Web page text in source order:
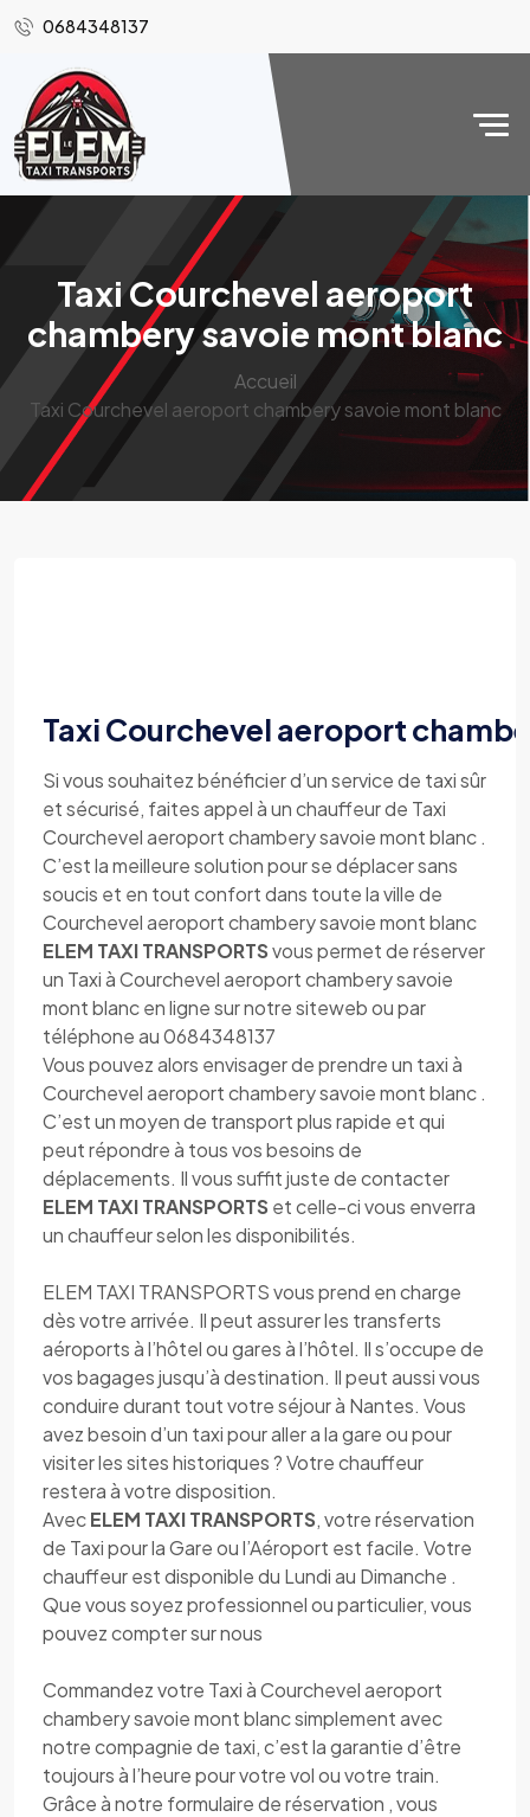
0684348137
Taxi Courchevel aeroport
chambery savoie mont blanc
Accueil
Taxi Courchevel aeroport chambery savoie mont blanc
Taxi Courchevel aeroport
Si vous souhaitez bénéficier d’un service de taxi sûr
et sécurisé, faites appel à un chauffeur de Taxi
Courchevel aeroport chambery savoie mont blanc .
C’est la meilleure solution pour se déplacer sans
soucis et en tout confort dans toute la ville de
Courchevel aeroport chambery savoie mont blanc
ELEM TAXI TRANSPORTSvous permet de réserver
un Taxi à Courchevel aeroport chambery savoie
mont blanc en ligne sur notre siteweb ou par
téléphone au 0684348137
Vous pouvez alors envisager de prendre un taxi à
Courchevel aeroport chambery savoie mont blanc .
C’est un moyen de transport plus rapide et qui
peut répondre à tous vos besoins de
déplacements. Il vous suffit juste de contacter
ELEM TAXI TRANSPORTS et celle-ci vous enverra
un chauffeur selon les disponibilités.
ELEM TAXI TRANSPORTS vous prend en charge
dès votre arrivée. Il peut assurer les transferts
aéroports à l’hôtel ou gares à l’hôtel. Il s’occupe de
vos bagages jusqu’à destination. Il peut aussi vous
conduire durant tout votre séjour à Nantes. Vous
avez besoin d’un taxi pour aller a la gare ou pour
visiter les sites historiques ? Votre chauffeur
restera à votre disposition.
AvecELEM TAXI TRANSPORTS, votre réservation
de Taxi pour la Gare ou l’Aéroport est facile. Votre
chauffeur est disponible du Lundi au Dimanche .
Que vous soyez professionnel ou particulier, vous
pouvez compter sur nous
Commandez votre Taxi à Courchevel aeroport
chambery savoie mont blanc simplement avec
notre compagnie de taxi, c’est la garantie d’être
toujours à l’heure pour votre vol ou votre train.
Grâce à notre formulaire de réservation , vous